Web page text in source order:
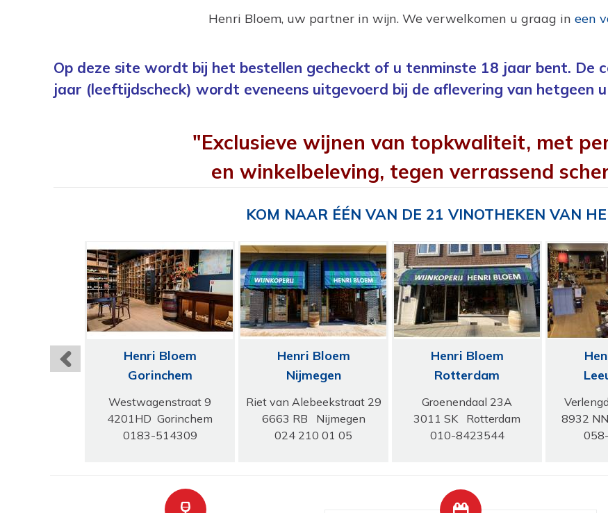
Henri Bloem, uw partner in wijn. We verwelkomen u graag in een
Op deze site wordt bij het bestellen gecheckt of u tenminste 18 jaar bent. De
jaar (leeftijdscheck) wordt eveneens uitgevoerd bij de aflevering van hetgeen
"Exclusieve wijnen van topkwaliteit, met
en winkelbeleving, tegen verrassend
KOM NAAR ÉÉN VAN DE 21 VINOTHEKEN VAN
Henri Bloem
Gorinchem
Westwagenstraat 9
4201HD Gorinchem
0183-514309
Henri Bloem
Nijmegen
Riet van Alebeekstraat 29
6663 RB Nijmegen
024 210 01 05
Henri Bloem
Rotterdam
Groenendaal 23A
3011 SK Rotterdam
010-8423544
8932